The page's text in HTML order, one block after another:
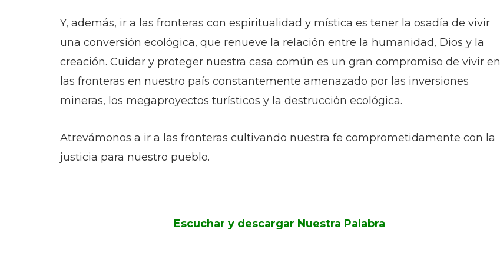
Y, además, ir a las fronteras con espiritualidad y mística es tener la osadía de vivir
una conversión ecológica, que renueve la relación entre la humanidad, Dios y la
creación. Cuidar y proteger nuestra casa común es un gran compromiso de vivir en
las fronteras en nuestro país constantemente amenazado por las inversiones
mineras, los megaproyectos turísticos y la destrucción ecológica.
Atrevámonos a ir a las fronteras cultivando nuestra fe comprometidamente con la
justicia para nuestro pueblo.
Escuchar y descargar Nuestra Palabra